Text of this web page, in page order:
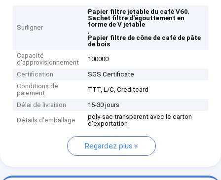
Surligner
Papier filtre jetable du café V60,
Sachet filtre d'égouttement en
forme de V jetable
,
Papier filtre de cône de café de pâte
de bois
Capacité
d'approvisionnement
100000
Certification
SGS Certificate
Conditions de
paiement
TTT, L/C, Creditcard
Délai de livraison 15-30 jours
Détails d'emballage
poly-sac transparent avec le carton
d'exportation
Regardez plus